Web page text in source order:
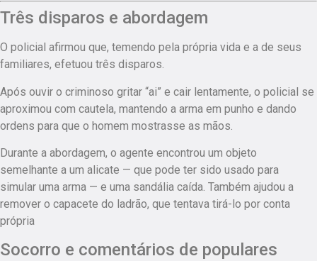
Três disparos e abordagem
O policial afirmou que, temendo pela própria vida e a de seus
familiares, efetuou três disparos.
Após ouvir o criminoso gritar “ai” e cair lentamente, o policial se
aproximou com cautela, mantendo a arma em punho e dando
ordens para que o homem mostrasse as mãos.
Durante a abordagem, o agente encontrou um objeto
semelhante a um alicate — que pode ter sido usado para
simular uma arma — e uma sandália caída. Também ajudou a
remover o capacete do ladrão, que tentava tirá-lo por conta
própria
Socorro e comentários de populares